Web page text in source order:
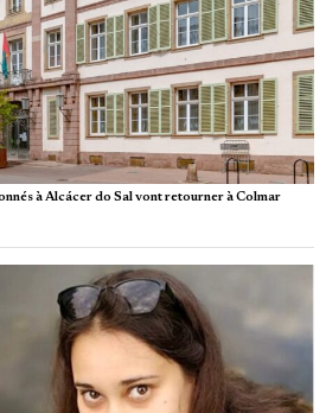
à Alcácer do Sal vont retourner à Colmar